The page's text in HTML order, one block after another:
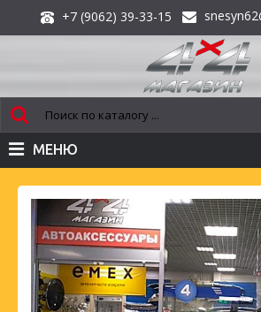
+7 (9062) 39-33-15
МЕНЮ